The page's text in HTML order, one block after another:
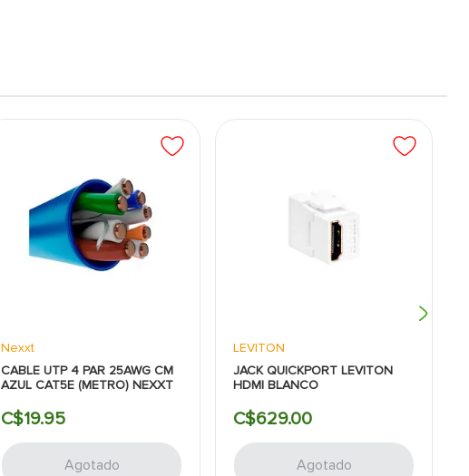
Nexxt
CABLE UTP 4 PAR 25AWG CM
AZUL CAT5E (METRO) NEXXT
C$19.95
Agotado
LEVITON
JACK QUICKPORT LEVITON
HDMI BLANCO
C$629.00
Agotado